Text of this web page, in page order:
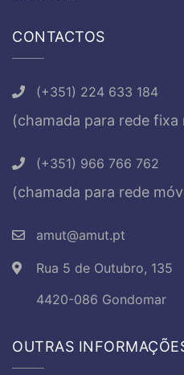
CONTACTOS
(+351) 224 633 184
(chamada para rede fixa
(+351) 966 766 762
(chamada para rede
amut@amut.pt
Rua 5 de Outubro, 135
4420-086 Gondomar
OUTRAS